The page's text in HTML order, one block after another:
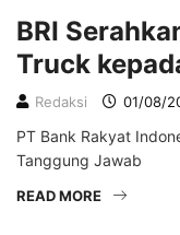
BRI
Truck
Redaksi 01/08/
PT Bank Rakyat
Tanggung Jawab
READ MORE